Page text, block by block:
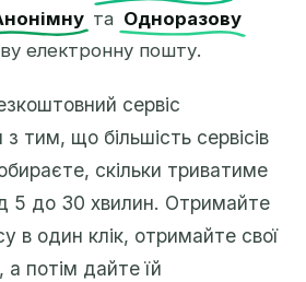
та Одноразову
електронну пошту.
сервіс
тим, що більшість сервісів
скільки триватиме
5 до 30 хвилин. Отримайте
в один клік, отримайте свої
потім дайте їй